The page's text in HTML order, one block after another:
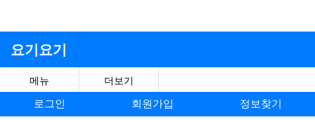
요기요기
메뉴 더보기
로그인 회원가입 정보찾기